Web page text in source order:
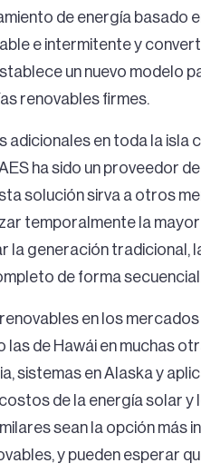
de energía basado
e intermitente y
un nuevo modelo
renovables firmes.
adicionales en toda la isla
ha sido un proveedor
solución sirva a otros
temporalmente la
la generación tradicional,
de forma
en los
de Hawái en muchas
sistemas en Alaska y
de la energía solar y
sean la opción más
y pueden esperar